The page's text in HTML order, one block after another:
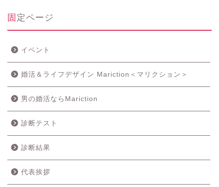
固定ページ
イベント
婚活＆ライフデザイン Mariction＜マリクション＞
男の婚活ならMariction
診断テスト
診断結果
代表挨拶